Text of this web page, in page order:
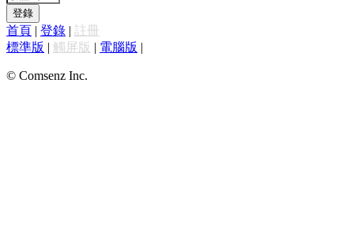
登錄
首頁 | 登錄 | 註冊
標準版 | 觸屏版 | 電腦版 |
© Comsenz Inc.